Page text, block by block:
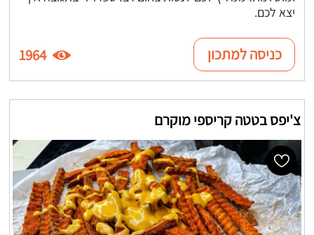
יצא לכם.
כניסה למתכון 1964
צ'יפס בטטה קריספי מוקרם